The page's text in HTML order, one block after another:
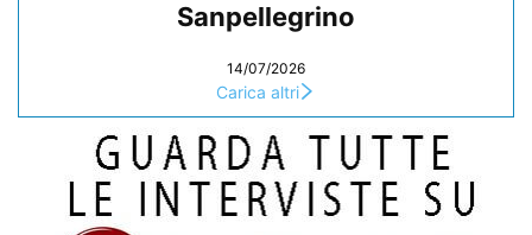
Sanpellegrino
14/07/2026
Carica altri